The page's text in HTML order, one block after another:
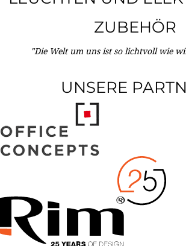
ZUBEHÖR
"Die Welt um uns ist so lichtvoll wie
UNSERE